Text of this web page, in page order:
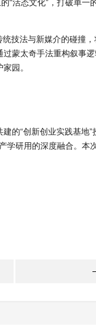
“活态文化”，打破单一
技法与新媒介的碰撞
蒙太奇手法重构叙事逻
园。
的“创新创业实践基地”
学研用的深度融合。本